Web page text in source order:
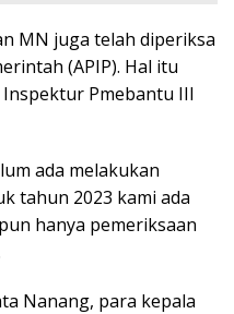
MN juga telah diperiksa
(APIP). Hal itu
Pmebantu III
ada melakukan
tahun 2023 kami ada
hanya pemeriksaan
Nanang, para kepala